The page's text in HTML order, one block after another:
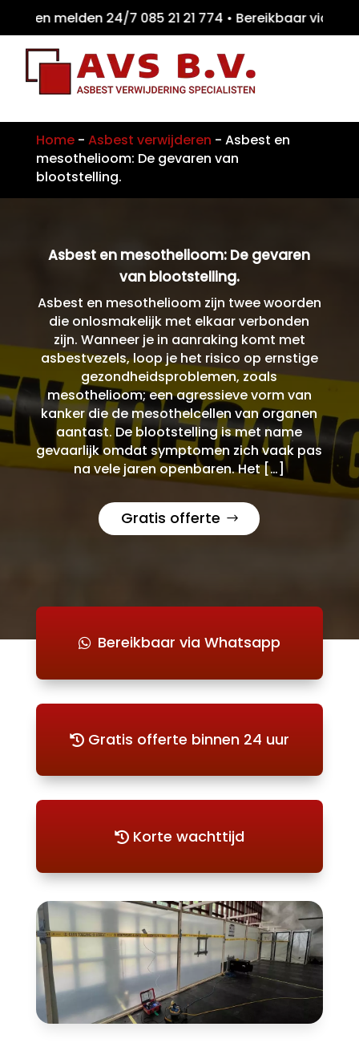
melden 24/7 085 21 21 774 •
Home- Asbest verwijderen - Asbest en
mesothelioom: De gevaren van
blootstelling.​
Asbest en mesothelioom: De gevaren
van blootstelling.​
Asbest en mesothelioom zijn twee woorden
die onlosmakelijk met elkaar verbonden
zijn. Wanneer je in aanraking komt met
asbestvezels, loop je het risico op ernstige
gezondheidsproblemen, zoals
mesothelioom; een agressieve vorm van
kanker die de mesothelcellen van organen
aantast. De blootstelling is met name
gevaarlijk omdat symptomen zich vaak pas
na vele jaren openbaren. Het […]
Gratis offerte
Bereikbaar via Whatsapp
Gratis offerte binnen 24 uur
Korte wachttijd